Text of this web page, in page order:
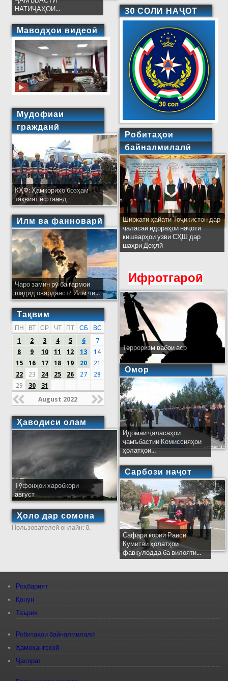
НАТИҶАҲОИ...
Маводҳои видеоӣ
Мудофиаи
гражданӣ
КҲФ: Ҳамкориҳо бозҳам
тақвият ёфтаанд
Илм ва фанноварӣ
Чаро замин рӯ ба гармои
шадид овардааст? Илм чӣ...
Тақвим
ПН ВТ СР ЧТ ПТ СБ
ВС
1
2 3 4 5 6
7
8
9 10 11 12 13
14
15
16 17 18 19 20
21
22
23 24 25 26 27
28
29
30 31
August 2022
Ҳаводиси олам
Тӯфонҳои харобкори
август
Ҳоло дар сомона
Пользователей онлайн: 0.
30 СОЛИ НАҶОТ
Робитаҳои
байналмилалӣ
Ширкати ҳайати Тоҷикистон дар
ҷаласаи идораҳои наҷоти
кишварҳои узви СҲШ дар
шаҳри Деҳлӣ
Ифротгароӣ
Терроризм вабои аср
Омор
Идомаи ҷаласаҳои
ҷамъбастии Комиссияҳои
ҳолатҳои...
Сарбози наҷот
Сафари кории Раиси
Кумитаи ҳолатҳои
фавқулодда ба вилояти...
Роҳбарият
Қонун
Таърих
Робитаҳои байналмилалӣ
Ҳамоҳангсозӣ
Ҷасорат